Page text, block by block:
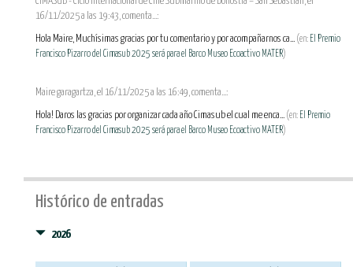
16/11/2025 a las 19:43, comenta...:
Hola Maire, Muchísimas gracias por tu comentario y por acompañarnos ca... (en: El Premio
Francisco Pizarro del Cimasub 2025 será para el Barco Museo Ecoactivo MATER)
Maire garagartza, el 16/11/2025 a las 16:49, comenta...:
Hola! Daros las gracias por organizar cada año Cimasub el cual me enca... (en: El Premio
Francisco Pizarro del Cimasub 2025 será para el Barco Museo Ecoactivo MATER)
Histórico de entradas
2026